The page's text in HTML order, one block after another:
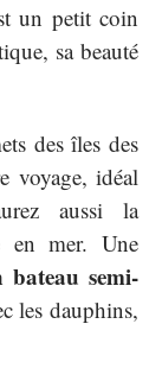
un petit coin
sa beauté
des îles des
voyage, idéal
aussi la
en mer. Une
bateau semi-
les dauphins,